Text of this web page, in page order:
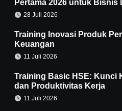
Pertama 2026 untuk Bisnis
28 Juli 2026
Training Inovasi Produk
Keuangan
11 Juli 2026
Training Basic HSE: Kunci
dan Produktivitas Kerja
11 Juli 2026